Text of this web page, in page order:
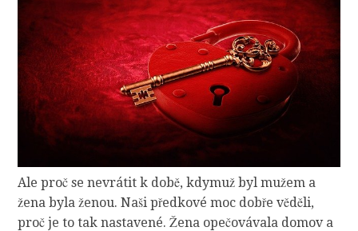
Ale proč se nevrátit k době, kdymuž byl mužem a
žena byla ženou. Naši předkové moc dobře věděli,
proč je to tak nastavené. Žena opečovávala domov a